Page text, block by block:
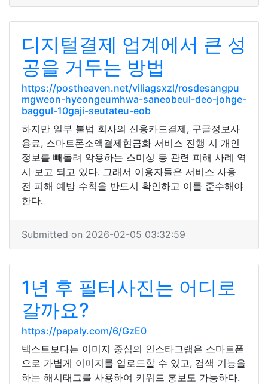
디지털결제 업계에서 큰 성
공을 거두는 방법
https://postheaven.net/viliagsxzl/rosdesangpu
mgweon-hyeongeumhwa-saneobeul-deo-johge-
baggul-10gaji-seutateu-eob
하지만 일부 불법 회사의 신용카드결제, 구글정보사
용료, 스마트폰소액결제현금화 서비스 진행 시 개인
정보를 빼돌려 악용하는 스미싱 등 관련 피해 사례 역
시 보고 되고 있다. 그래서 이용자들은 서비스 사용
전 피해 예방 수칙을 반드시 확인하고 이를 준수해야
한다.
Submitted on 2026-02-05 03:32:59
1년 후 필터사진는 어디로
갈까요?
https://papaly.com/6/GzE0
텍스트보다는 이미지 중심의 인스타그램은 스마트폰
으로 가볍게 이미지를 업로드할 수 있고, 검색 기능을
하는 해시태그를 사용하여 키워드 홍보도 가능하다.